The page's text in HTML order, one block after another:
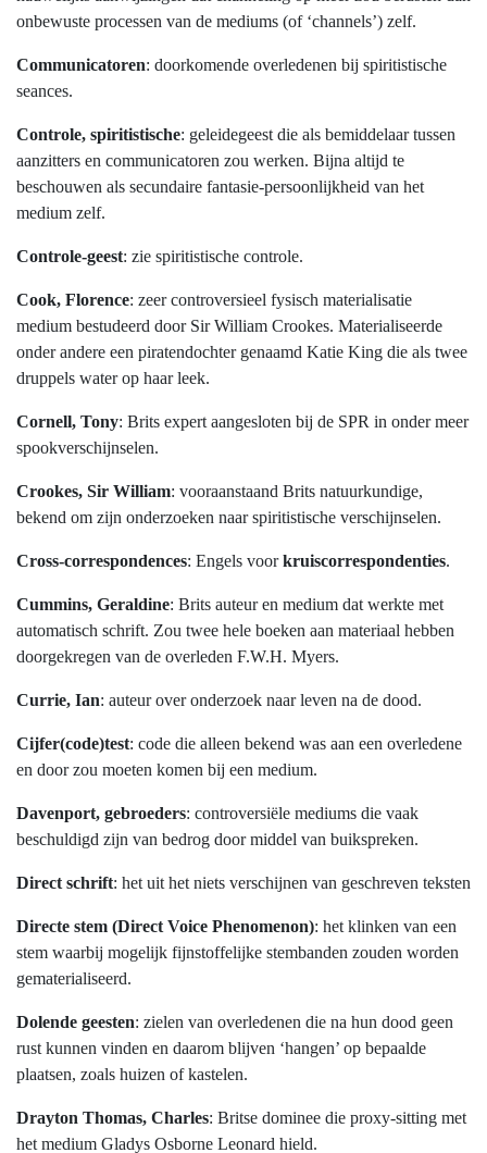
onbewuste processen van de mediums (of ‘channels’) zelf.
Communicatoren: doorkomende overledenen bij spiritistische
seances.
Controle, spiritistische: geleidegeest die als bemiddelaar tussen
aanzitters en communicatoren zou werken. Bijna altijd te
beschouwen als secundaire fantasie-persoonlijkheid van het
medium zelf.
Controle-geest: zie spiritistische controle.
Cook, Florence: zeer controversieel fysisch materialisatie
medium bestudeerd door Sir William Crookes. Materialiseerde
onder andere een piratendochter genaamd Katie King die als twee
druppels water op haar leek.
Cornell, Tony: Brits expert aangesloten bij de SPR in onder meer
spookverschijnselen.
Crookes, Sir William: vooraanstaand Brits natuurkundige,
bekend om zijn onderzoeken naar spiritistische verschijnselen.
Cross-correspondences: Engels voorkruiscorrespondenties.
Cummins, Geraldine: Brits auteur en medium dat werkte met
automatisch schrift. Zou twee hele boeken aan materiaal hebben
doorgekregen van de overleden F.W.H. Myers.
Currie, Ian: auteur over onderzoek naar leven na de dood.
Cijfer(code)test: code die alleen bekend was aan een overledene
en door zou moeten komen bij een medium.
Davenport, gebroeders: controversiële mediums die vaak
beschuldigd zijn van bedrog door middel van buikspreken.
Direct schrift: het uit het niets verschijnen van geschreven teksten
Directe stem (Direct Voice Phenomenon): het klinken van een
stem waarbij mogelijk fijnstoffelijke stembanden zouden worden
gematerialiseerd.
Dolende geesten: zielen van overledenen die na hun dood geen
rust kunnen vinden en daarom blijven ‘hangen’ op bepaalde
plaatsen, zoals huizen of kastelen.
Drayton Thomas, Charles: Britse dominee die proxy-sitting met
het medium Gladys Osborne Leonard hield.